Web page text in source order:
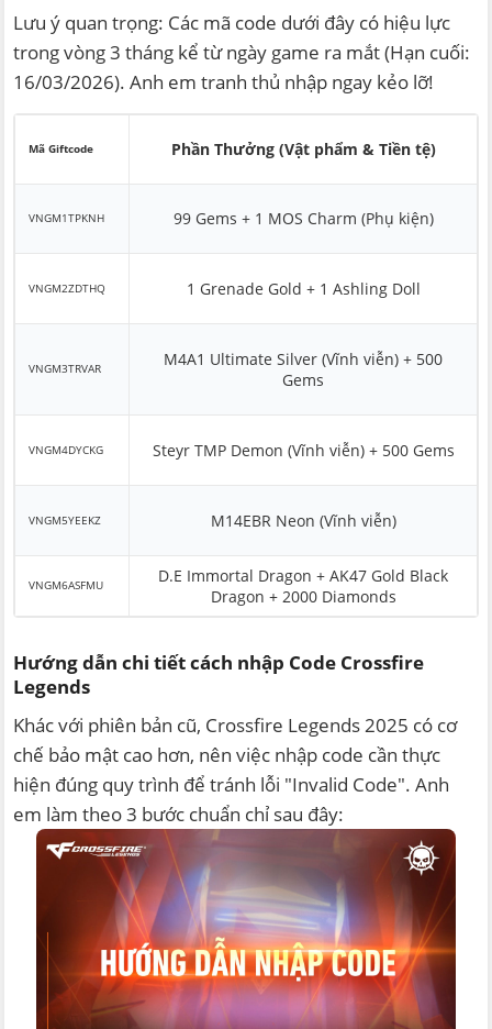
Lưu ý quan trọng: Các mã code dưới đây có hiệu lực
trong vòng 3 tháng kể từ ngày game ra mắt (Hạn cuối:
16/03/2026). Anh em tranh thủ nhập ngay kẻo lỡ!
Mã Giftcode Phần Thưởng (Vật phẩm & Tiền tệ)
VNGM1TPKNH 99 Gems + 1 MOS Charm (Phụ kiện)
VNGM2ZDTHQ 1 Grenade Gold + 1 Ashling Doll
VNGM3TRVAR
M4A1 Ultimate Silver (Vĩnh viễn) + 500
Gems
VNGM4DYCKG Steyr TMP Demon (Vĩnh viễn) + 500 Gems
VNGM5YEEKZ M14EBR Neon (Vĩnh viễn)
VNGM6ASFMU
D.E Immortal Dragon + AK47 Gold Black
Dragon + 2000 Diamonds
Hướng dẫn chi tiết cách nhập Code Crossfire
Legends
Khác với phiên bản cũ, Crossfire Legends 2025 có cơ
chế bảo mật cao hơn, nên việc nhập code cần thực
hiện đúng quy trình để tránh lỗi "Invalid Code". Anh
em làm theo 3 bước chuẩn chỉ sau đây: